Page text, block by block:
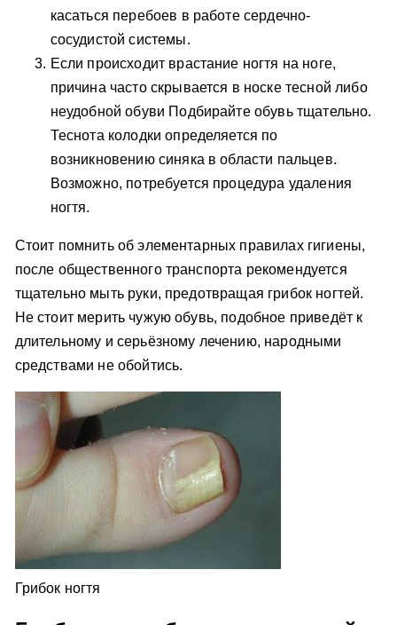
касаться перебоев в работе сердечно-
сосудистой системы.
Если происходит врастание ногтя на ноге,
причина часто скрывается в носке тесной либо
неудобной обуви Подбирайте обувь тщательно.
Теснота колодки определяется по
возникновению синяка в области пальцев.
Возможно, потребуется процедура удаления
ногтя.
Стоит помнить об элементарных правилах гигиены,
после общественного транспорта рекомендуется
тщательно мыть руки, предотвращая грибок ногтей.
Не стоит мерить чужую обувь, подобное приведёт к
длительному и серьёзному лечению, народными
средствами не обойтись.
Грибок ногтя